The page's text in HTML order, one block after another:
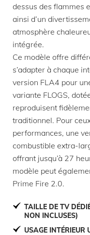
dessus des flammes
ainsi d’un
atmosphère
intégrée.
Ce modèle offre
s’adapter à chaque
version FLA4 pour
variante FLOGS,
reproduisent
traditionnel. Pour
performances, une
combustible extra-
offrant jusqu’à 27
modèle peut
Prime Fire 2.0.
TAILLE DE TV
NON INCLUSES)
USAGE INTÉRIEUR